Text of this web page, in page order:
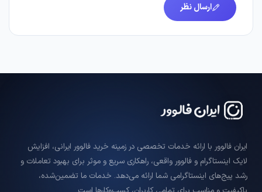
ارسال نظر
ایران فالوور با ارائه خدمات تخصصی در زمینه خرید فالوور ایرانی، افزایش
لایک اینستاگرام و فالوور واقعی، راهکاری سریع و موثر برای بهبود تعاملات و
رشد پیج‌های اینستاگرامی شما ارائه می‌دهد. خدمات ما تضمین‌شده،